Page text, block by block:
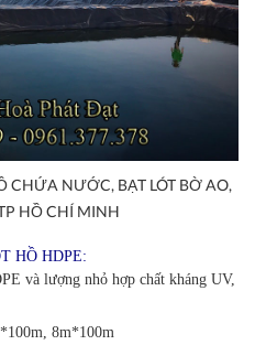
CHỨA NƯỚC, BẠT LÓT BỜ AO,
HỒ CHÍ MINH
HỒ HDPE:
và lượng nhỏ hợp chất kháng UV,
8m*100m